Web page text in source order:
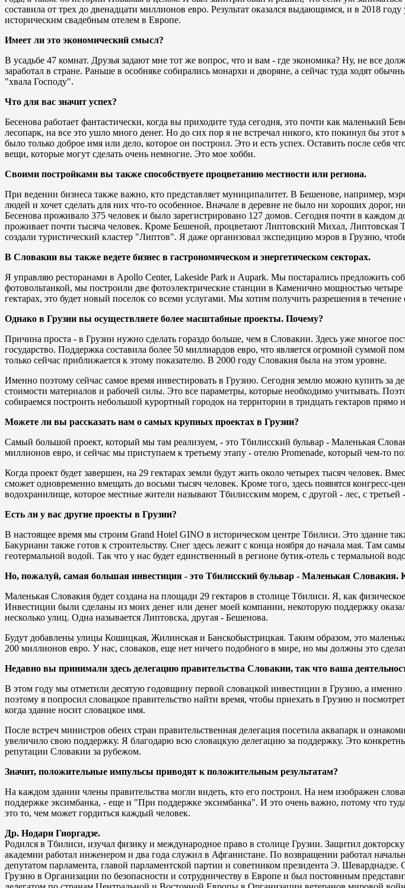
составила от трех до двенадцати миллионов евро. Результат оказался выдающимся, и в 2018
историческим свадебным отелем в Европе.
Имеет ли это экономический смысл?
В усадьбе 47 комнат. Друзья задают мне тот же вопрос, что и вам - где экономика? Ну, не все
заработал в стране. Раньше в особняке собирались монархи и дворяне, а сейчас туда ходят
"хвала Господу".
Что для вас значит успех?
Бесенова работает фантастически, когда вы приходите туда сегодня, это почти как маленький
лесопарк, на все это ушло много денег. Но до сих пор я не встречал никого, кто покинул бы
было только доброе имя или дело, которое он построил. Это и есть успех. Оставить после себя
вещи, которые могут сделать очень немногие. Это мое хобби.
Своими постройками вы также способствуете процветанию местности или региона.
При ведении бизнеса также важно, кто представляет муниципалитет. В Бешенове, например,
людей и хочет сделать для них что-то особенное. Вначале в деревне не было ни хороших дорог,
Бесенова проживало 375 человек и было зарегистрировано 127 домов. Сегодня почти в каждом
проживает почти тысяча человек. Кроме Бешеной, процветают Липтовский Михал,
создали туристический кластер "Липтов". Я даже организовал экспедицию мэров в Грузию,
В Словакии вы также ведете бизнес в гастрономическом и энергетическом секторах.
Я управляю ресторанами в Apollo Center, Lakeside Park и Aupark. Мы постарались предложить
фотовольтаикой, мы построили две фотоэлектрические станции в Каменично мощностью
гектарах, это будет новый поселок со всеми услугами. Мы хотим получить разрешения в течение
Однако в Грузии вы осуществляете более масштабные проекты. Почему?
Причина проста - в Грузии нужно сделать гораздо больше, чем в Словакии. Здесь уже многое
государство. Поддержка составила более 50 миллиардов евро, что является огромной суммой
только сейчас приближается к этому показателю. В 2000 году Словакия была на этом уровне.
Именно поэтому сейчас самое время инвестировать в Грузию. Сегодня землю можно купить за
стоимости материалов и рабочей силы. Это все параметры, которые необходимо учитывать.
собираемся построить небольшой курортный городок на территории в тридцать гектаров
Можете ли вы рассказать нам о самых крупных проектах в Грузии?
Самый большой проект, который мы там реализуем, - это Тбилисский бульвар - Маленькая
миллионов евро, и сейчас мы приступаем к третьему этапу - отелю Promenade, который чем-то
Когда проект будет завершен, на 29 гектарах земли будут жить около четырех тысяч человек.
сможет одновременно вмещать до восьми тысяч человек. Кроме того, здесь появятся
водохранилище, которое местные жители называют Тбилисским морем, с другой - лес, с
Есть ли у вас другие проекты в Грузии?
В настоящее время мы строим Grand Hotel GINO в историческом центре Тбилиси. Это здание
Бакуриани также готов к строительству. Снег здесь лежит с конца ноября до начала мая. Там
геотермальной водой. Так что у нас будет единственный в регионе бутик-отель с термальной
Но, пожалуй, самая большая инвестиция - это Тбилисский бульвар - Маленькая Словакия.
Маленькая Словакия будет создана на площади 29 гектаров в столице Тбилиси. Я, как
Инвестиции были сделаны из моих денег или денег моей компании, некоторую поддержку
несколько улиц. Одна называется Липтовска, другая - Бешенова.
Будут добавлены улицы Кошицкая, Жилинская и Банскобыстрицкая. Таким образом, это
200 миллионов евро. У нас, словаков, еще нет ничего подобного в мире, но мы должны это
Недавно вы принимали здесь делегацию правительства Словакии, так что ваша
В этом году мы отметили десятую годовщину первой словацкой инвестиции в Грузию, а
поэтому я попросил словацкое правительство найти время, чтобы приехать в Грузию и
когда здание носит словацкое имя.
После встреч министров обеих стран правительственная делегация посетила аквапарк и
увеличило свою поддержку. Я благодарю всю словацкую делегацию за поддержку. Это
репутации Словакии за рубежом.
Значит, положительные импульсы приводят к положительным результатам?
На каждом здании члены правительства могли видеть, кто его построил. На нем изображен
поддержке эксимбанка, - еще и "При поддержке эксимбанка". И это очень важно, потому что
это то, чем может гордиться каждый человек.
Др. Нодари Гиоргадзе.
Родился в Тбилиси, изучал физику и международное право в столице Грузии. Защитил
академии работал инженером и два года служил в Афганистане. По возвращении работал
депутатом парламента, главой парламентской партии и советником президента Э.
Грузию в Организации по безопасности и сотрудничеству в Европе и был постоянным